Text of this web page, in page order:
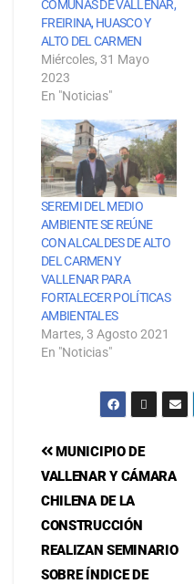
COMUNAS DE VALLENAR,
FREIRINA, HUASCO Y
ALTO DEL CARMEN
Miércoles, 31 Mayo
2023
En "Noticias"
SEREMI DEL MEDIO
AMBIENTE SE REÚNE
CON ALCALDES DE ALTO
DEL CARMEN Y
VALLENAR PARA
FORTALECER POLÍTICAS
AMBIENTALES
Martes, 3 Agosto 2021
En "Noticias"
MUNICIPIO DE
VALLENAR Y CÁMARA
CHILENA DE LA
CONSTRUCCIÓN
REALIZAN SEMINARIO
SOBRE ÍNDICE DE